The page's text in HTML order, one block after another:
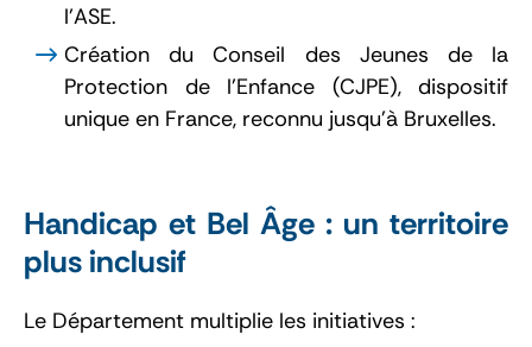
l’ASE.
Création du Conseil des Jeunes de la
Protection de l’Enfance (CJPE), dispositif
unique en France, reconnu jusqu’à Bruxelles.
Handicap et Bel Âge : un territoire
plus inclusif
Le Département multiplie les initiatives :